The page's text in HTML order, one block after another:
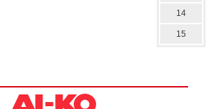
14
15